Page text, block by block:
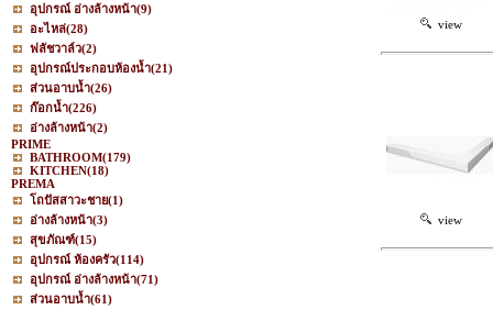
อุปกรณ์ อ่างล้างหน้า(9)
อะไหล่(28)
ฟลัชวาล์ว(2)
อุปกรณ์ประกอบห้องน้ำ(21)
ส่วนอาบน้ำ(26)
ก๊อกน้ำ(226)
อ่างล้างหน้า(2)
PRIME
BATHROOM(179)
KITCHEN(18)
PREMA
โถปัสสาวะชาย(1)
อ่างล้างหน้า(3)
สุขภัณฑ์(15)
อุปกรณ์ ห้องครัว(114)
อุปกรณ์ อ่างล้างหน้า(71)
ส่วนอาบน้ำ(61)
view
view